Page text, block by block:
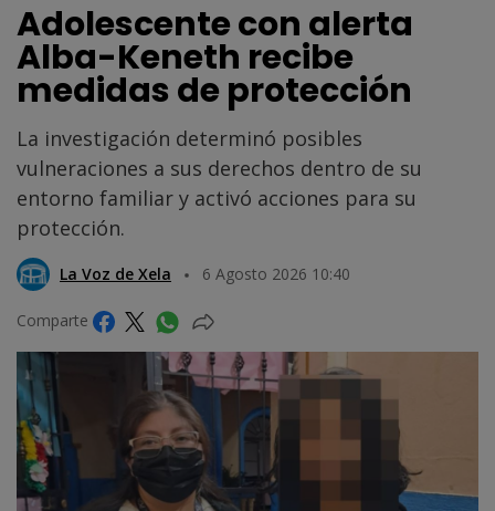
Adolescente con alerta
Alba-Keneth recibe
medidas de protección
La investigación determinó posibles
vulneraciones a sus derechos dentro de su
entorno familiar y activó acciones para su
protección.
La Voz de Xela 6 Agosto 2026 10:40
Comparte